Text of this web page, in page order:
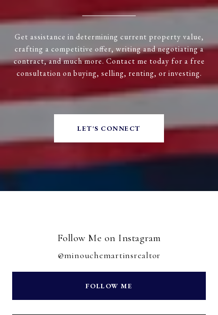
Get assistance in determining current property value,
crafting a competitive offer, writing and negotiating a
contract, and much more. Contact me today for a free
consultation on buying, selling, renting, or investing.
LET'S CONNECT
Follow Me on Instagram
@minouchemartinsrealtor
FOLLOW ME